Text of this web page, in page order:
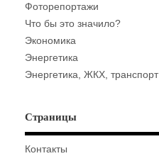
Фоторепортажи
Что бы это значило?
Экономика
Энергетика
Энергетика, ЖКХ, транспорт
Страницы
Контакты